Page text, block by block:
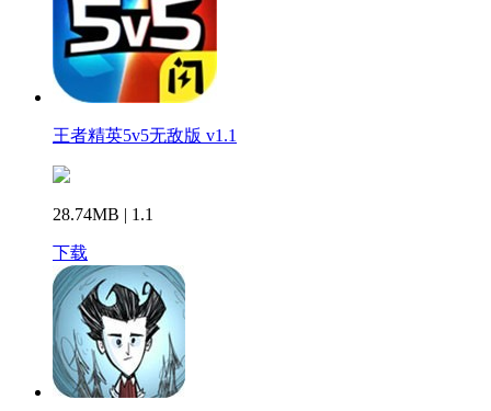
王者精英5v5无敌版 v1.1
28.74MB | 1.1
下载